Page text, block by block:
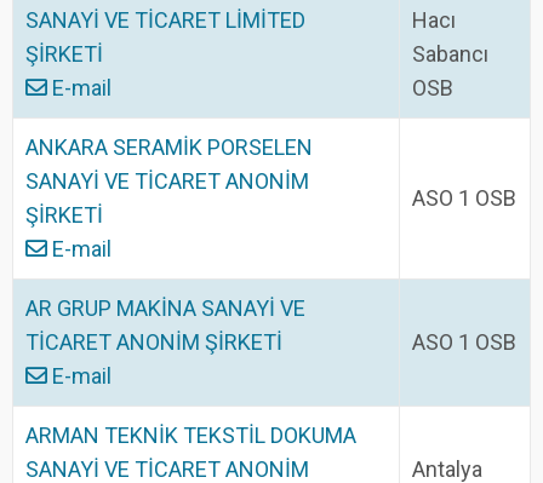
SANAYİ VE TİCARET LİMİTED
ŞİRKETİ
E-mail
Hacı
Sabancı
OSB
ANKARA SERAMİK PORSELEN
SANAYİ VE TİCARET ANONİM
ŞİRKETİ
E-mail
ASO 1 OSB
AR GRUP MAKİNA SANAYİ VE
TİCARET ANONİM ŞİRKETİ
E-mail
ASO 1 OSB
ARMAN TEKNİK TEKSTİL DOKUMA
SANAYİ VE TİCARET ANONİM
Antalya